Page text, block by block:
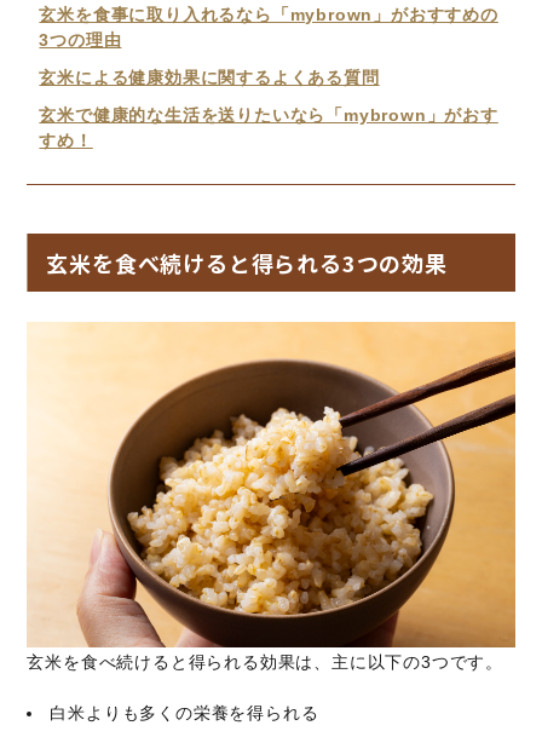
玄米を食事に取り入れるなら「mybrown」がおすすめの
3つの理由
玄米による健康効果に関するよくある質問
玄米で健康的な生活を送りたいなら「mybrown」がおす
すめ！
玄米を食べ続けると得られる3つの効果
玄米を食べ続けると得られる効果は、主に以下の3つです。
白米よりも多くの栄養を得られる